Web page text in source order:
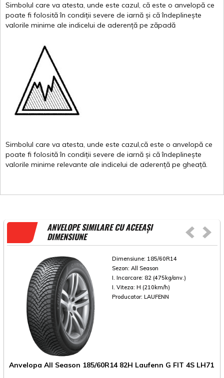
Simbolul care va atesta, unde este cazul, că este o anvelopă ce
poate fi folosită în condiții severe de iarnă și că îndeplinește
valorile minime ale indicelui de aderență pe zăpadă
Simbolul care va atesta, unde este cazul,că este o anvelopă ce
poate fi folosită în condiții severe de iarnă și că îndeplinește
valorile minime relevante ale indicelui de aderență pe gheață.
ANVELOPE SIMILARE CU ACEEAȘI
DIMENSIUNE
Dimensiune: 185/60R14
Sezon: All Season
I. Incarcare: 82 (475kg/anv.)
I. Viteza: H (210km/h)
Producator: LAUFENN
Anvelopa All Season 185/60R14 82H Laufenn G FIT 4S LH71